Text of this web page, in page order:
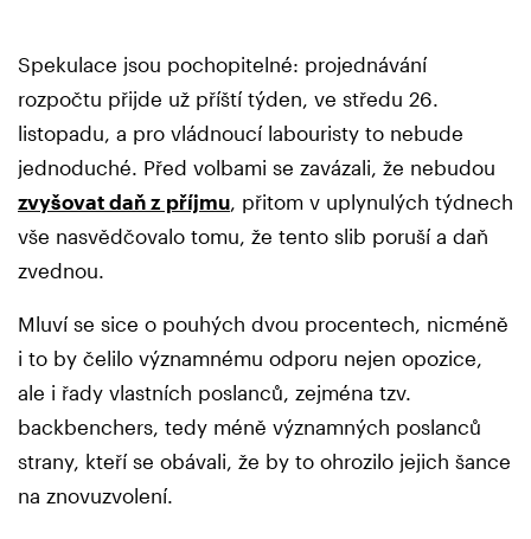
Spekulace jsou pochopitelné: projednávání
rozpočtu přijde už příští týden, ve středu 26.
listopadu, a pro vládnoucí labouristy to nebude
jednoduché. Před volbami se zavázali, že nebudou
zvyšovat daň z příjmu, přitom v uplynulých týdnech
vše nasvědčovalo tomu, že tento slib poruší a daň
zvednou.
Mluví se sice o pouhých dvou procentech, nicméně
i to by čelilo významnému odporu nejen opozice,
ale i řady vlastních poslanců, zejména tzv.
backbenchers, tedy méně významných poslanců
strany, kteří se obávali, že by to ohrozilo jejich šance
na znovuzvolení.